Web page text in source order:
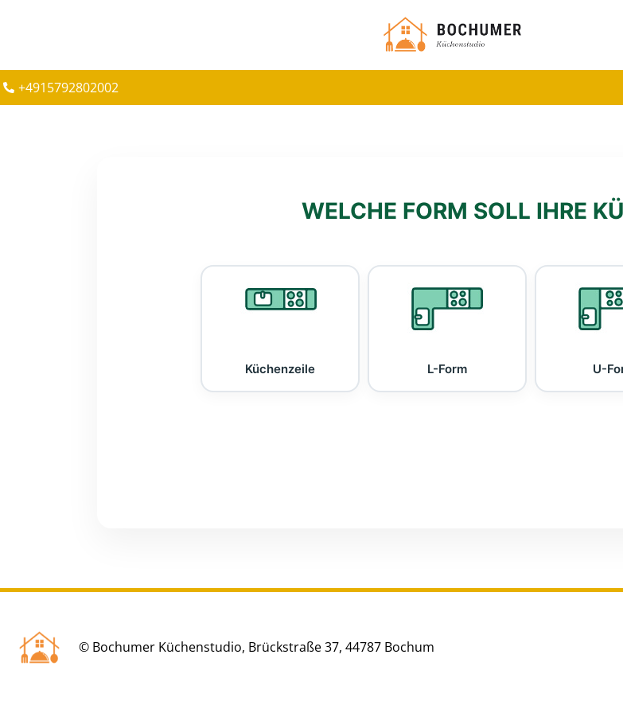
+4915792802002
WELCHE FORM SOLL IHRE
Küchenzeile L-Form U-
© Bochumer Küchenstudio, Brückstraße 37, 44787 Bochum